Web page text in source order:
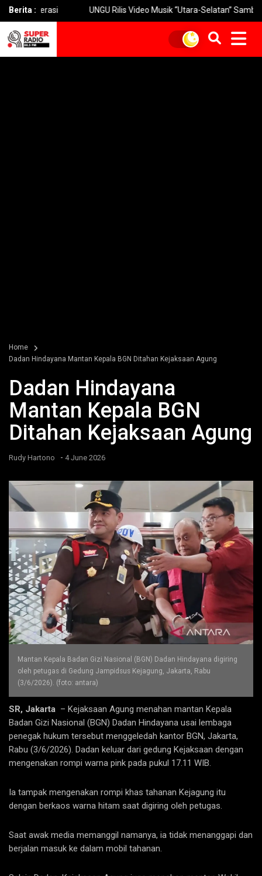
Berita :
Operasi UNGU Rilis Video Musik “Utara-Selatan” Sambut
Home
Dadan Hindayana Mantan Kepala BGN Ditahan Kejaksaan Agung
Dadan Hindayana
Mantan Kepala BGN
Ditahan Kejaksaan Agung
Rudy Hartono - 4 June 2026
Mantan Kepala Badan Gizi Nasional (BGN) Dadan Hindayana digiring
oleh petugas di Gedung Jampidsus Kejagung, Jakarta, Rabu
(3/6/2026). (foto: antara)
SR, Jakarta – Kejaksaan Agung menahan mantan Kepala
Badan Gizi Nasional (BGN) Dadan Hindayana usai lembaga
penegak hukum tersebut menggeledah kantor BGN, Jakarta,
Rabu (3/6/2026). Dadan keluar dari gedung Kejaksaan dengan
mengenakan rompi warna pink pada pukul 17.11 WIB.
Ia tampak mengenakan rompi khas tahanan Kejagung itu
dengan berkaos warna hitam saat digiring oleh petugas.
Saat awak media memanggil namanya, ia tidak menanggapi dan
berjalan masuk ke dalam mobil tahanan.